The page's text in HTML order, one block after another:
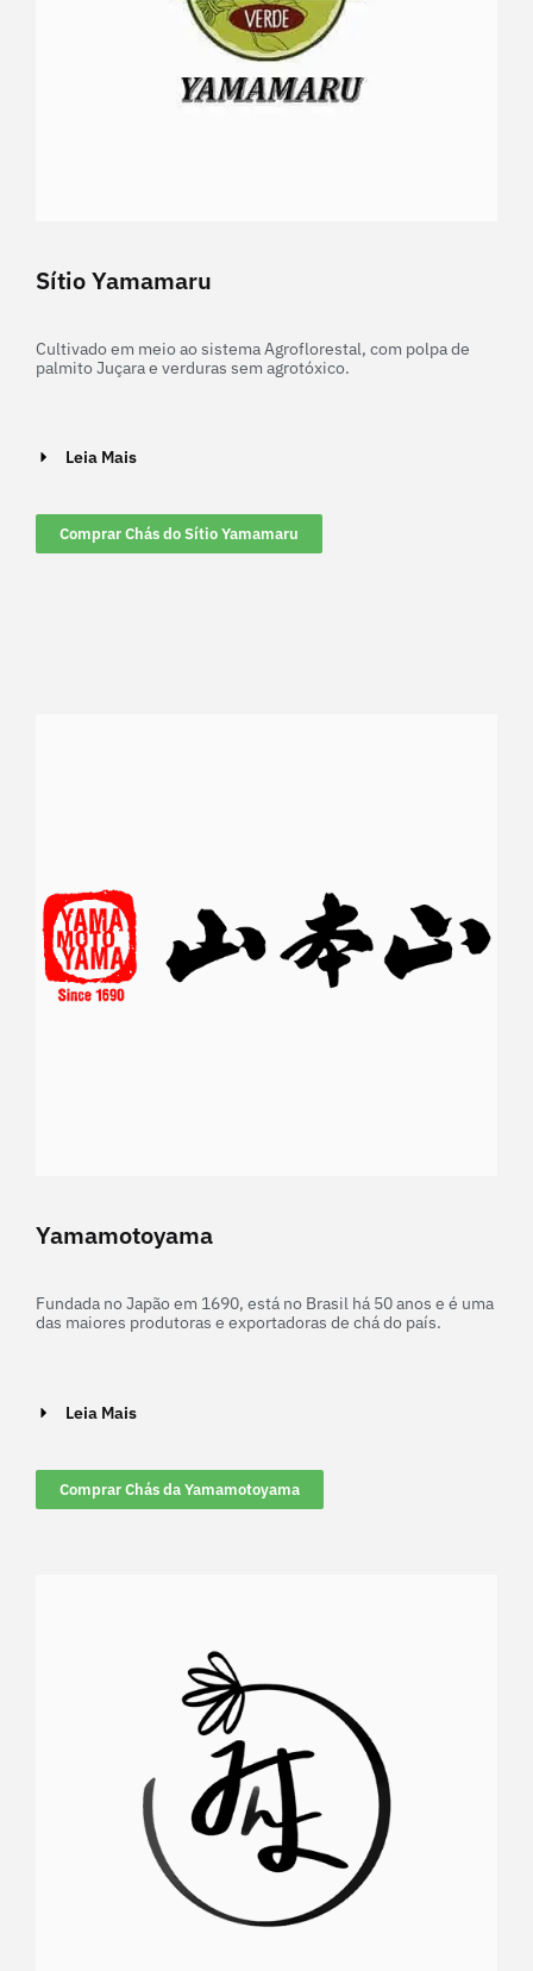
Sítio Yamamaru
Cultivado em meio ao sistema Agroflorestal, com polpa de
palmito Juçara e verduras sem agrotóxico.
Leia Mais
Comprar Chás do Sítio Yamamaru
Yamamotoyama
Fundada no Japão em 1690, está no Brasil há 50 anos e é uma
das maiores produtoras e exportadoras de chá do país.
Leia Mais
Comprar Chás da Yamamotoyama